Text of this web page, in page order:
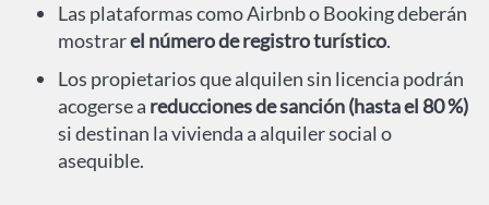
Las plataformas como Airbnb o Booking deberán
mostrarel número de registro turístico.
Los propietarios que alquilen sin licencia podrán
acogerse a reducciones de sanción (hasta el 80 %)
si destinan la vivienda a alquiler social o
asequible.